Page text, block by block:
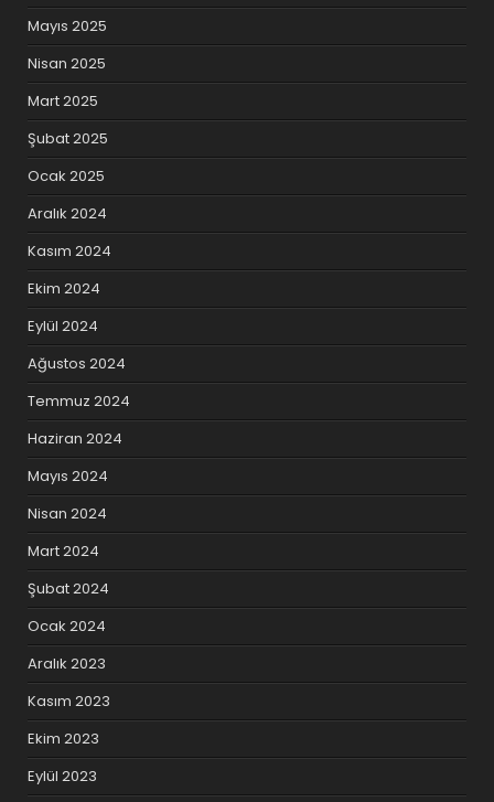
Mayıs 2025
Nisan 2025
Mart 2025
Şubat 2025
Ocak 2025
Aralık 2024
Kasım 2024
Ekim 2024
Eylül 2024
Ağustos 2024
Temmuz 2024
Haziran 2024
Mayıs 2024
Nisan 2024
Mart 2024
Şubat 2024
Ocak 2024
Aralık 2023
Kasım 2023
Ekim 2023
Eylül 2023